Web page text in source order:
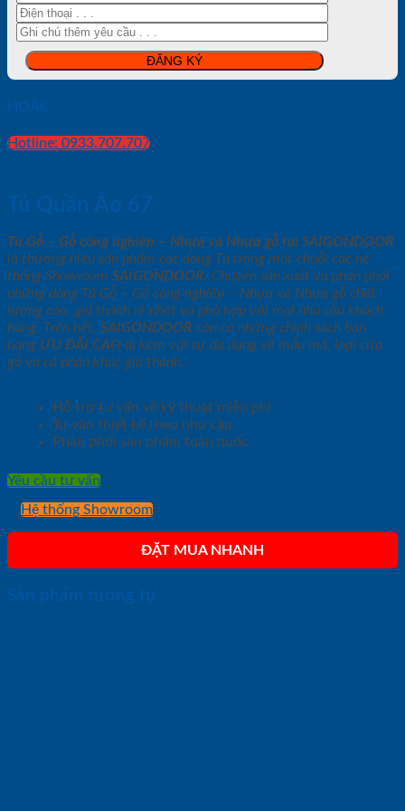
HOẶC
Hotline: 0933.707.707
Tủ Quần Áo 67
Tủ Gỗ – Gỗ công nghiêp – Nhựa và Nhựa gỗ tại SAIGONDOOR
là thương hiệu sản phẩm các dòng Tủ trong một chuỗi các hệ
thống Showroom SAIGONDOOR. Chuyên sản xuất và phân phối
những dòng Tủ Gỗ – Gỗ công nghiêp – Nhựa và Nhựa gỗ chất
lượng cao, giá thành rẻ nhất và phù hợp với mọi nhu cầu khách
hàng. Trên hết, SAIGONDOOR còn có những chính sách bán
hàng ƯU ĐÃI CAO đi kèm với sự đa dạng về mẫu mã, loại cửa
gỗ và cả phân khúc giá thành.
Hỗ trợ tư vấn về kỹ thuật miễn phí
Tư vấn thiết kế theo nhu cầu
Phân phối sản phẩm toàn quốc
Yêu cầu tư vấn
Hệ thống Showroom
ĐẶT MUA NHANH
Sản phẩm tương tự